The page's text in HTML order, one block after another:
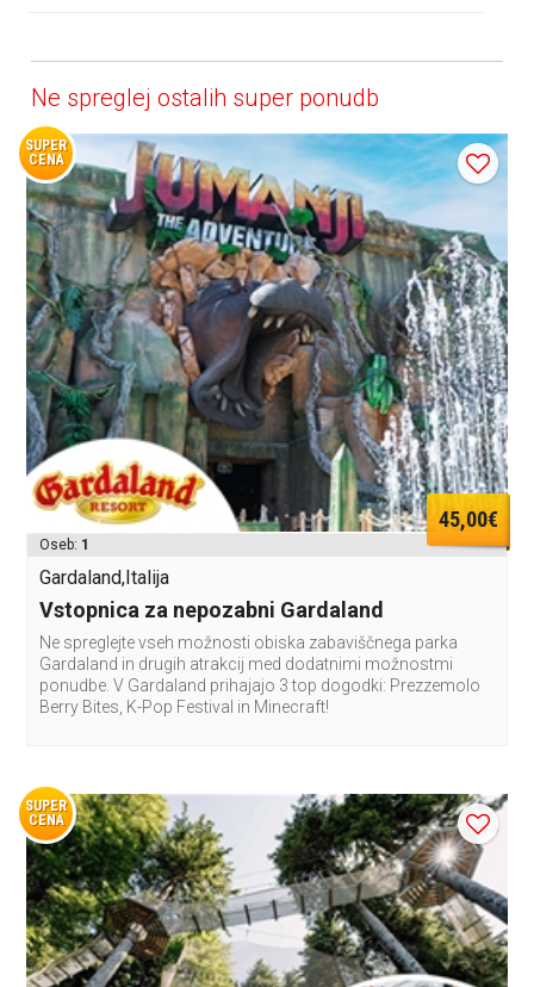
Ne spreglej ostalih super ponudb
SUPER
CENA
45,00€
Oseb: 1
Gardaland,Italija
Vstopnica za nepozabni Gardaland
Ne spreglejte vseh možnosti obiska zabaviščnega parka
Gardaland in drugih atrakcij med dodatnimi možnostmi
ponudbe. V Gardaland prihajajo 3 top dogodki: Prezzemolo
Berry Bites, K-Pop Festival in Minecraft!
SUPER
CENA